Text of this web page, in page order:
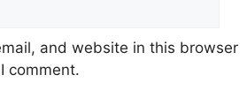
and website in this browser
comment.